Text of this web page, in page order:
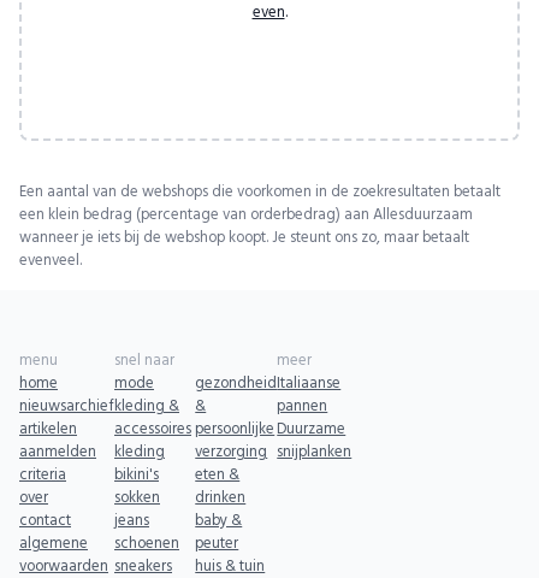
even.
Een aantal van de webshops die voorkomen in de zoekresultaten betaalt
een klein bedrag (percentage van orderbedrag) aan Allesduurzaam
wanneer je iets bij de webshop koopt. Je steunt ons zo, maar betaalt
evenveel.
menu
home
nieuwsarchief
artikelen
aanmelden
criteria
over
contact
algemene
voorwaarden
snel naar
mode
kleding &
accessoires
kleding
bikini's
sokken
jeans
schoenen
sneakers
gezondheid
&
persoonlijke
verzorging
eten &
drinken
baby &
peuter
huis & tuin
meer
Italiaanse
pannen
Duurzame
snijplanken